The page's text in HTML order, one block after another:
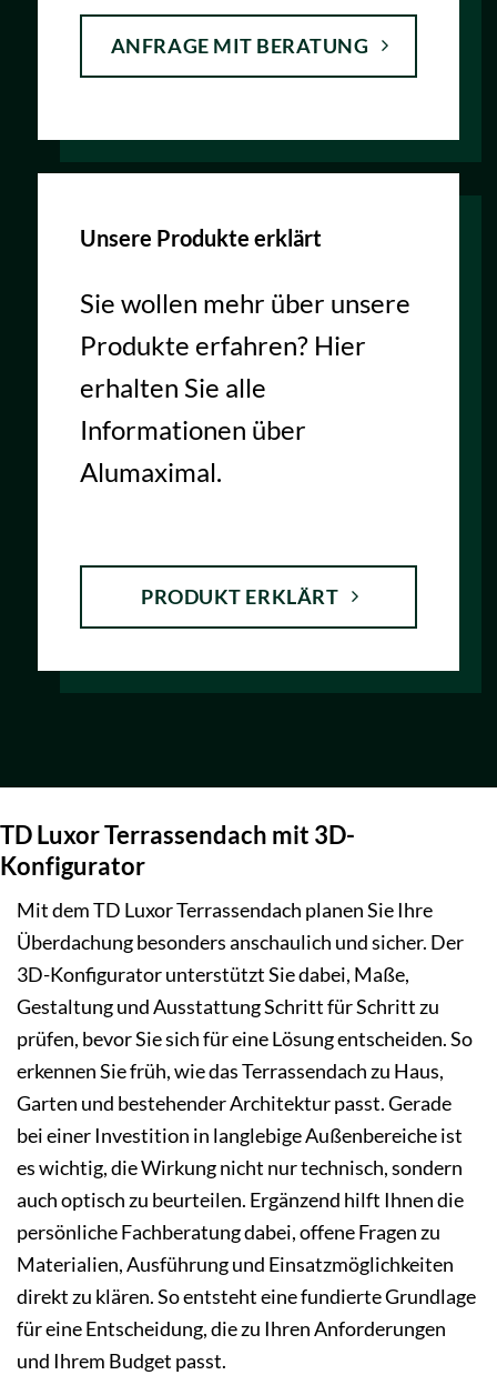
ANFRAGE MIT BERATUNG
Unsere Produkte erklärt
Sie wollen mehr über unsere
Produkte erfahren? Hier
erhalten Sie alle
Informationen über
Alumaximal.
PRODUKT ERKLÄRT
TD Luxor Terrassendach mit 3D-
Konfigurator
Mit dem TD Luxor Terrassendach planen Sie Ihre
Überdachung besonders anschaulich und sicher. Der
3D-Konfigurator unterstützt Sie dabei, Maße,
Gestaltung und Ausstattung Schritt für Schritt zu
prüfen, bevor Sie sich für eine Lösung entscheiden. So
erkennen Sie früh, wie das Terrassendach zu Haus,
Garten und bestehender Architektur passt. Gerade
bei einer Investition in langlebige Außenbereiche ist
es wichtig, die Wirkung nicht nur technisch, sondern
auch optisch zu beurteilen. Ergänzend hilft Ihnen die
persönliche Fachberatung dabei, offene Fragen zu
Materialien, Ausführung und Einsatzmöglichkeiten
direkt zu klären. So entsteht eine fundierte Grundlage
für eine Entscheidung, die zu Ihren Anforderungen
und Ihrem Budget passt.